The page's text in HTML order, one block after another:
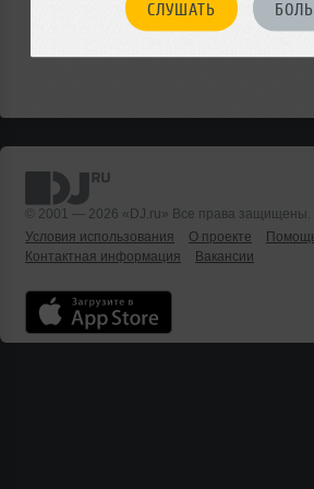
СЛУШАТЬ
© 2001 — 2026 «DJ.ru» Все права защищены.
Условия использования
О проекте
Контактная информация
Вакансии